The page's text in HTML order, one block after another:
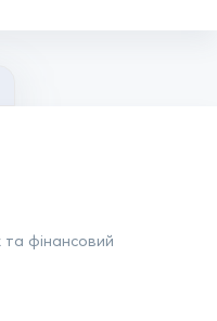
та фінансовий